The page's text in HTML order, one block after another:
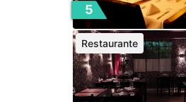
5
Restaurante